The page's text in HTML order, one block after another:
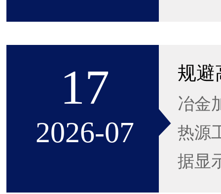
17
2026-07
冶金
热源
据显